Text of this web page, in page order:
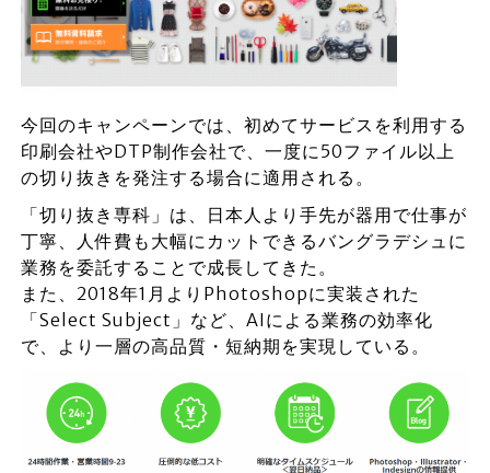
今回のキャンペーンでは、初めてサービスを利用する
印刷会社やDTP制作会社で、一度に50ファイル以上
の切り抜きを発注する場合に適用される。
「切り抜き専科」は、日本人より手先が器用で仕事が
丁寧、人件費も大幅にカットできるバングラデシュに
業務を委託することで成長してきた。
また、2018年1月よりPhotoshopに実装された
「Select Subject」など、AIによる業務の効率化
で、より一層の高品質・短納期を実現している。